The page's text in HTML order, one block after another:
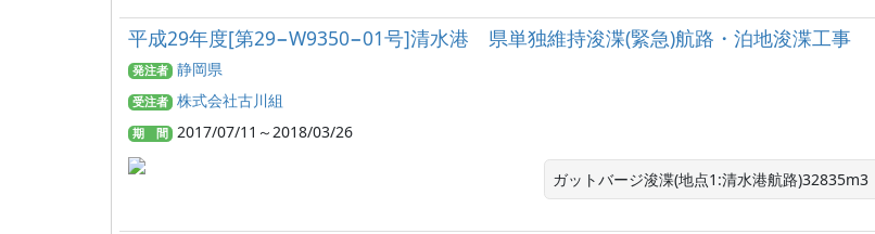
平成29年度[第29−W9350−01号]清水港 県単独維持浚渫(緊急)航路・泊地浚渫工事
発注者 静岡県
受注者 株式会社古川組
期 間 2017/07/11～2018/03/26
ガットバージ浚渫(地点1:清水港航路)32835m3